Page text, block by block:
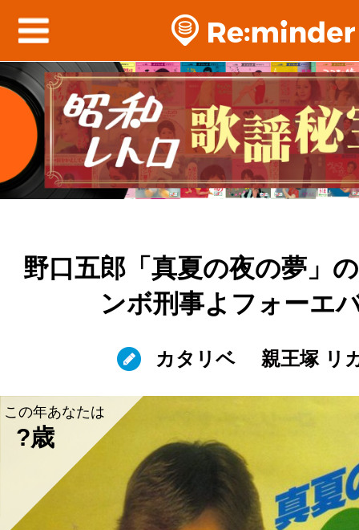
野口五郎「真夏の夜の夢」
ンボ刑事よフォーエ
カタリベ 親王塚 リ
この年あなたは
?歳